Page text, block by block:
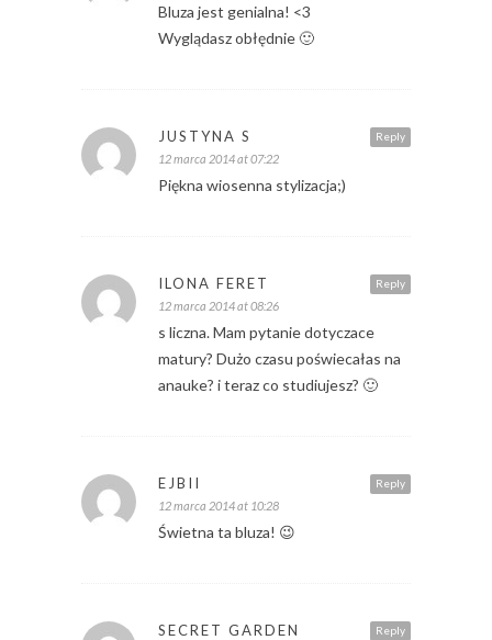
Bluza jest genialna! <3
Wyglądasz obłędnie 🙂
Reply
JUSTYNA S
12 marca 2014 at 07:22
Piękna wiosenna stylizacja;)
Reply
ILONA FERET
12 marca 2014 at 08:26
s liczna. Mam pytanie dotyczace
matury? Dużo czasu poświecałas na
anauke? i teraz co studiujesz? 🙂
Reply
EJBII
12 marca 2014 at 10:28
Świetna ta bluza! 😉
Reply
SECRET GARDEN